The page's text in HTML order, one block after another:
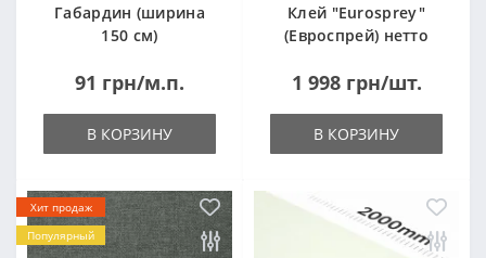
Габардин (ширина
150 см)
91 грн/м.п.
В КОРЗИНУ
Клей "Eurosprey"
(Евроспрей) нетто
1 998 грн/шт.
В КОРЗИНУ
Хит продаж
Популярный